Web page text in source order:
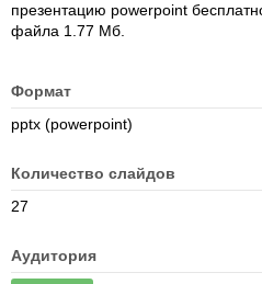
презентацию powerpoint
файла 1.77 Мб.
Формат
pptx (powerpoint)
Количество слайдов
27
Аудитория